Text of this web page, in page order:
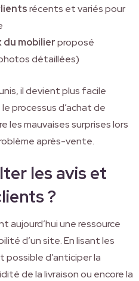
récents et variés pour
du mobilierproposé
détaillées)
il devient plus facile
processus d’achat de
les mauvaises surprises lors
après-vente.
les avis et
?
aujourd’hui une ressource
d’un site. En lisant les
d’anticiper la
de la livraison ou encore la